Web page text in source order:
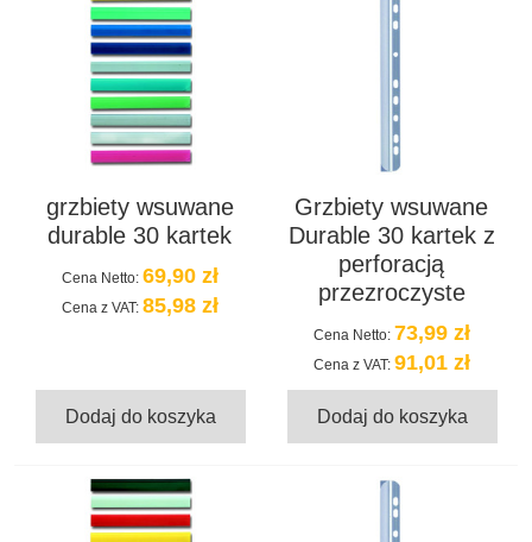
grzbiety wsuwane
durable 30 kartek
Cena Netto: 69,90 zł
Cena z VAT: 85,98 zł
Dodaj do koszyka
Grzbiety wsuwane
Durable 30 kartek z
perforacją
przezroczyste
Cena Netto: 73,99 zł
Cena z VAT: 91,01 zł
Dodaj do koszyka